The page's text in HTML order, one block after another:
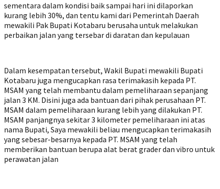
sementara dalam kondisi baik sampai hari ini dilaporkan
kurang lebih 30%, dan tentu kami dari Pemerintah Daerah
mewakili Pak Bupati Kotabaru berusaha untuk melakukan
perbaikan jalan yang tersebar di daratan dan kepulauan
Dalam kesempatan tersebut, Wakil Bupati mewakili Bupati
Kotabaru juga mengucapkan rasa terimakasih kepada PT.
MSAM yang telah membantu dalam pemeliharaan sepanjang
jalan 3 KM. Disini juga ada bantuan dari pihak perusahaan PT.
MSAM dalam pemeliharaan kurang lebih yang dilakukan PT.
MSAM panjangnya sekitar 3 kilometer pemeliharaan ini atas
nama Bupati, Saya mewakili beliau mengucapkan terimakasih
yang sebesar-besarnya kepada PT. MSAM yang telah
memberikan bantuan berupa alat berat grader dan vibro untuk
perawatan jalan